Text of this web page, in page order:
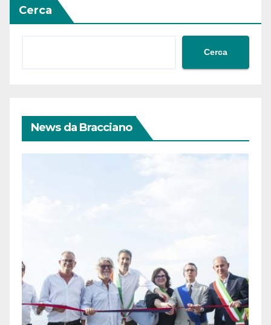
Cerca
Cerca
News da Bracciano